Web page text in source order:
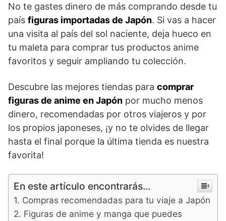
No te gastes dinero de más comprando desde tu
país figuras importadas de Japón. Si vas a hacer
una visita al país del sol naciente, deja hueco en
tu maleta para comprar tus productos anime
favoritos y seguir ampliando tu colección.
Descubre las mejores tiendas para comprar
figuras de anime en Japón por mucho menos
dinero, recomendadas por otros viajeros y por
los propios japoneses, ¡y no te olvides de llegar
hasta el final porque la última tienda es nuestra
favorita!
En este artículo encontrarás...
Compras recomendadas para tu viaje a Japón
Figuras de anime y manga que puedes